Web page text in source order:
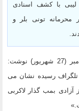
با کشف اسنادی
محرمانه تونی بلر و
روزنامه دیلی تلگراف در خبر امروز خود 18 سپتامبر (27 شهریور) نوشت:
رسیده نشان می
آزادی بمب گذار لاکربی